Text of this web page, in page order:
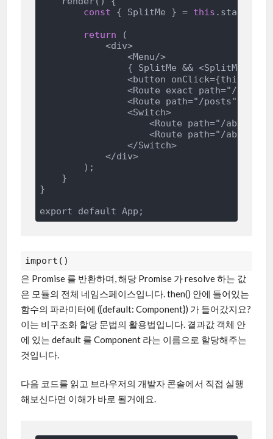
const { SplitMe } = this .state;
return (
            <div>
                <Menu/>
{ SplitMe && <SplitMe/> /*
<button
<Route exact path="/"
<Route path="/posts"
                <Switch>
<Route path="/about/
<Route path="/about"
                </Switch>
            </div>
        );
    }
}
import()
은 Promise 를 반환하며, 해당 Promise 가 resolve 하는 값
은 모듈의 전체 네임스페이스입니다. then() 안에 들어있는
함수의 파라미터에 ({default: Component}) 가 들어갔지요?
이는 비구조화 할당 문법의 활용법입니다. 결과값 객체 안
에 있는 default 를 Component 라는 이름으로 할당해주는
것입니다.
다음 코드를 읽고 브라우저의 개발자 콘솔에서 직접 실행
해보신다면 이해가 바로 될거에요.